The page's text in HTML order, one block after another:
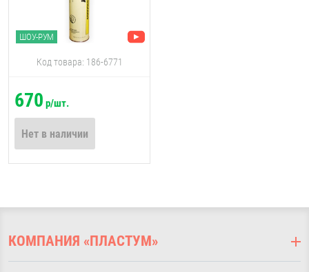
ШОУ-РУМ
Код товара: 186-6771
670 р/шт.
Нет в наличии
КОМПАНИЯ «ПЛАСТУМ»